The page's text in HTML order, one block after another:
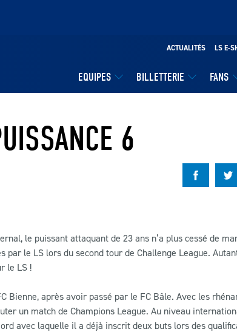
EQUIPES BILLETTERIE FANS
ACTUALITÉS LS E-
6
le puissant attaquant de 23 ans n’a plus cessé de
le LS lors du second tour de Challenge League.
le LS !
Bienne, après avoir passé par le FC Bâle. Avec les
un match de Champions League. Au niveau
avec laquelle il a déjà inscrit deux buts lors des